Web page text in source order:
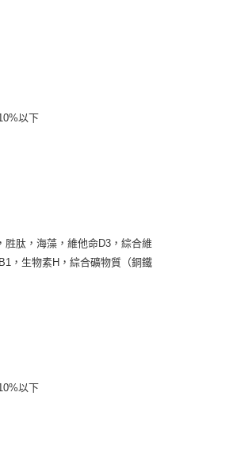
以下
肽，海藻，維他命D3，綜合維
，生物素H，綜合礦物質（銅鐵
以下